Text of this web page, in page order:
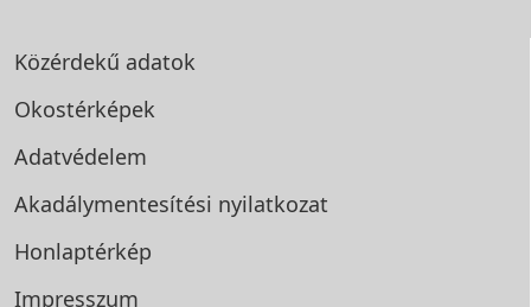
Közérdekű adatok
Okostérképek
Adatvédelem
Akadálymentesítési nyilatkozat
Honlaptérkép
Impresszum